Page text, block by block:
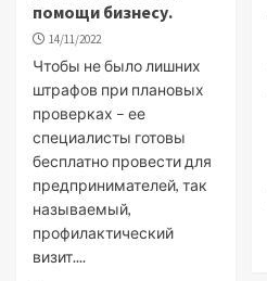
помощи бизнесу.
14/11/2022
Чтобы не было лишних
штрафов при плановых
проверках – ее
специалисты готовы
бесплатно провести для
предпринимателей, так
называемый,
профилактический
визит....